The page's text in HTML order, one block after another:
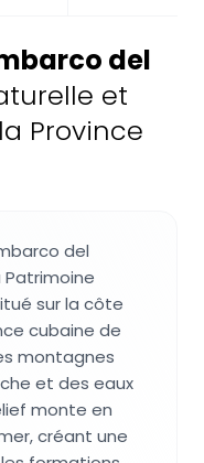
del
et
Province
del
sur la côte
cubaine de
montagnes
et des eaux
monte en
créant une